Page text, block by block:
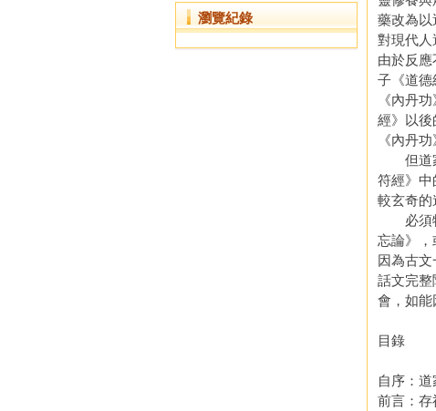
瀏覽紀錄
藥改為以
對現代人
由於反
子《道德
《內丹
經》以後
《內丹
但道家
符經》中
較玄奇的
必須特
忘論》，
因為古
話文完整
會，如能
目錄
自序：
前言：存